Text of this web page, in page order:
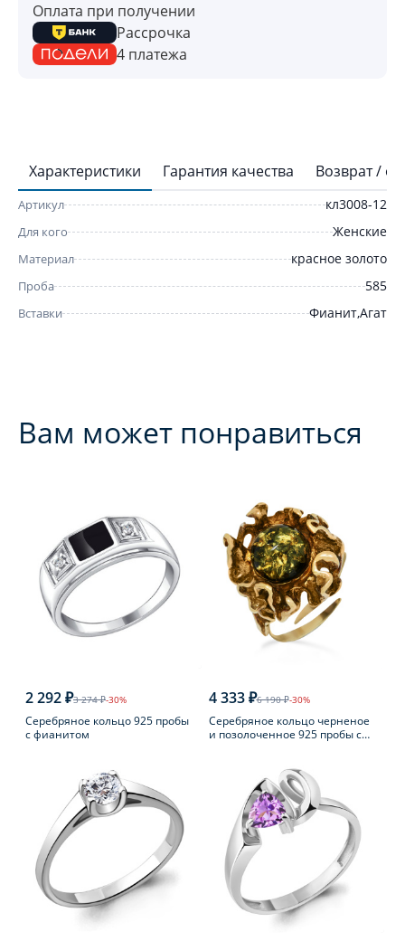
Оплата при получении
Рассрочка
4 платежа
Характеристики Гарантия качества Возврат /
Артикул кл3008-12
Для кого Женские
Материал красное золото
Проба 585
Вставки Фианит,Агат
Вам может понравиться
2 292 ₽3 274 ₽-30%
Серебряное кольцо 925 пробы
с фианитом
4 333 ₽6 190 ₽-30%
Серебряное кольцо черненое
и позолоченное 925 пробы с